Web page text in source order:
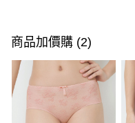
信用卡一次付款
超商取貨付款
LINE Pay
Apple Pay
商品加價購 (2)